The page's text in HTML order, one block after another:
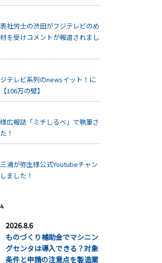
社労士の渋田がフジテレビのめ
を受けコメントが報道されまし
ジテレビ系列のnewsイット！に
106万の壁】
広報誌「ミチしるべ」で執筆さ
！
浦が弥生様公式Youtubeチャン
ました！
2026.8.6
ものづくり補助金でマシニン
グセンタは導入できる？対象
条件と申請の注意点を製造業